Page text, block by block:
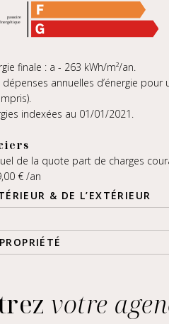
finale : a - 263 kWh/m²/an.
annuelles d’énergie
indexées au 01/01/2021.
de la quote part de charges
€ /an
& DE L’EXTÉRIEUR
votre